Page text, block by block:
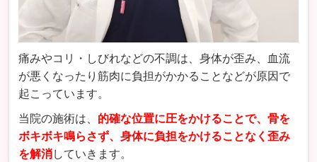
痛みやコリ・しびれなどの不調は、身体が歪み、血流
が悪くなったり筋肉に負担がかかることなどが原因で
起こっています。
当院の施術は、 的確な位置に圧をかけることで、骨を
ボキボキ鳴らさず、身体に負担をかけることなく歪み
を解消していきます。